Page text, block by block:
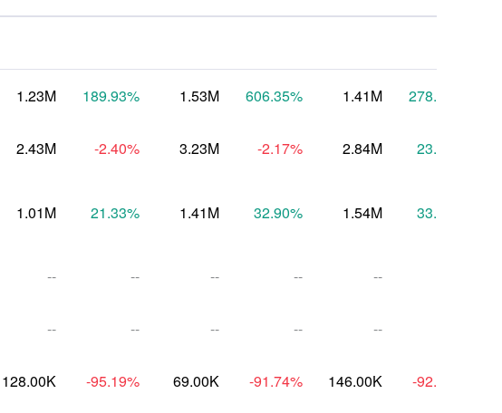
1.23M 189.93% 1.53M 606.35% 1.41M 278.70
2.43M -2.40% 3.23M -2.17% 2.84M 23.62
1.01M 21.33% 1.41M 32.90% 1.54M 33.33
-- -- -- -- --
-- -- -- -- --
128.00K -95.19% 69.00K -91.74% 146.00K -92.96